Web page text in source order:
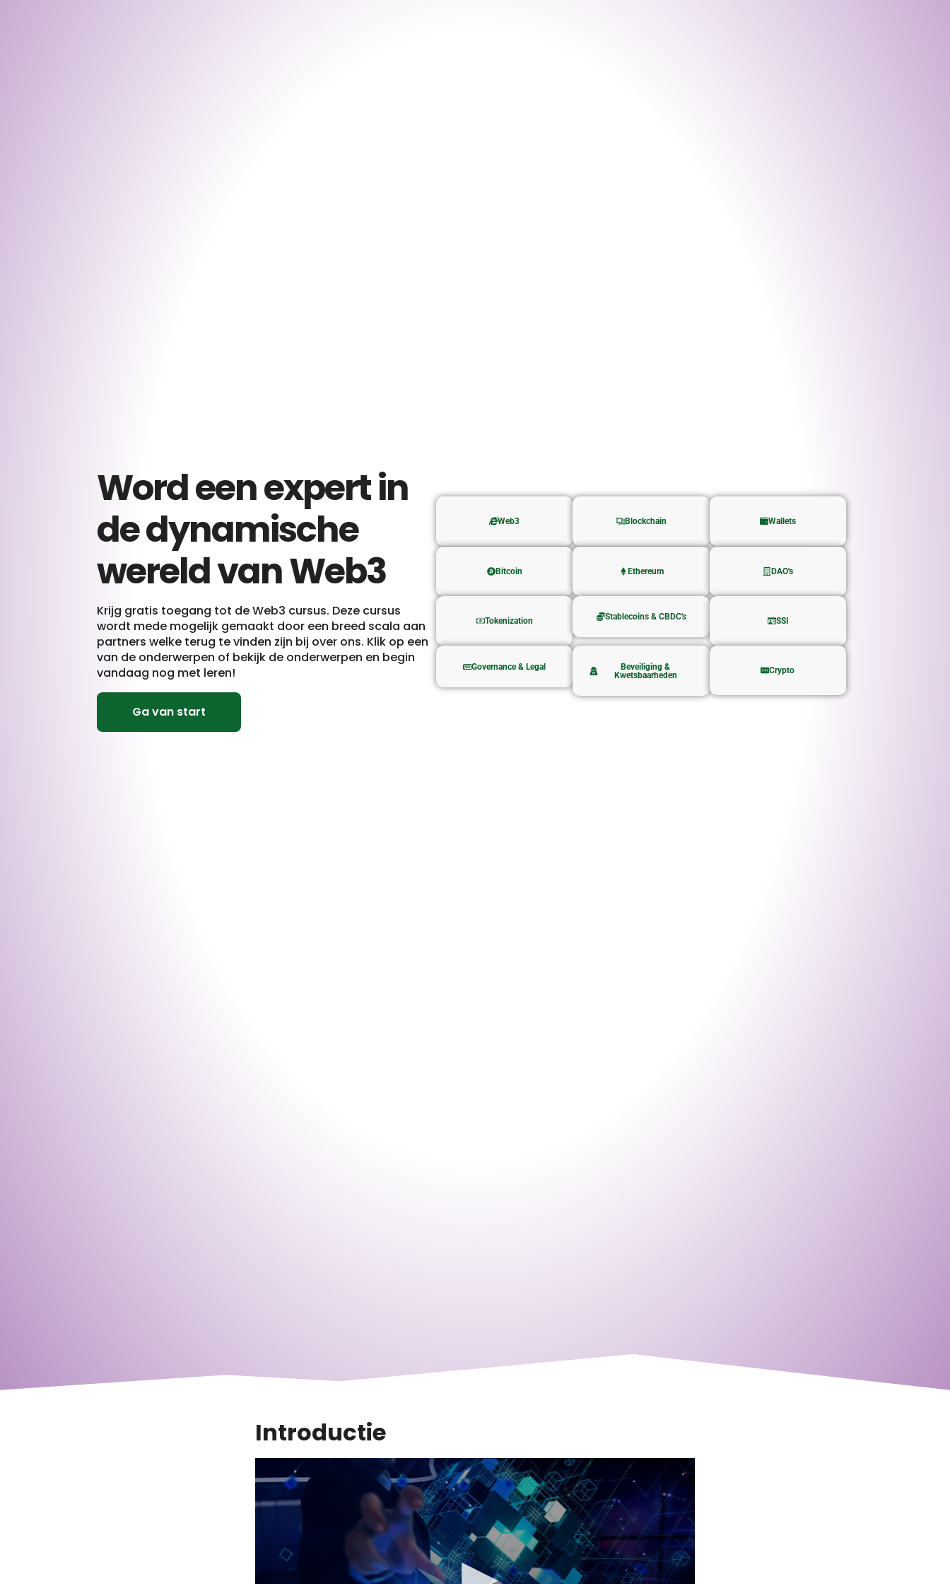
Word een expert in
de dynamische
wereld van Web3
Krijg gratis toegang tot de Web3 cursus. Deze cursus
wordt mede mogelijk gemaakt door een breed scala aan
partners welke terug te vinden zijn bij over ons. Klik op een
van de onderwerpen of bekijk de onderwerpen en begin
vandaag nog met leren!
Ga van start
Web3 Blockchain Wallets
Bitcoin Ethereum DAO's
Tokenization Stablecoins & CBDC's SSI
Governance & Legal
Beveiliging &
Kwetsbaarheden
Crypto
Introductie